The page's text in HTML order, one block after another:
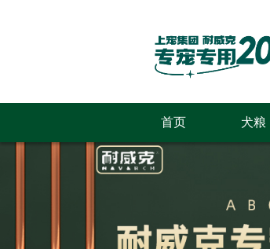
首页 犬粮